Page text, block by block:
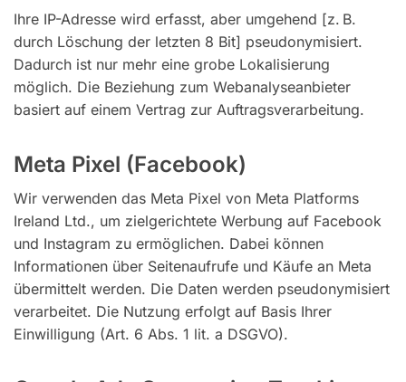
Ihre IP-Adresse wird erfasst, aber umgehend [z. B.
durch Löschung der letzten 8 Bit] pseudonymisiert.
Dadurch ist nur mehr eine grobe Lokalisierung
möglich. Die Beziehung zum Webanalyseanbieter
basiert auf einem Vertrag zur Auftragsverarbeitung.
Meta Pixel (Facebook)
Wir verwenden das Meta Pixel von Meta Platforms
Ireland Ltd., um zielgerichtete Werbung auf Facebook
und Instagram zu ermöglichen. Dabei können
Informationen über Seitenaufrufe und Käufe an Meta
übermittelt werden. Die Daten werden pseudonymisiert
verarbeitet. Die Nutzung erfolgt auf Basis Ihrer
Einwilligung (Art. 6 Abs. 1 lit. a DSGVO).